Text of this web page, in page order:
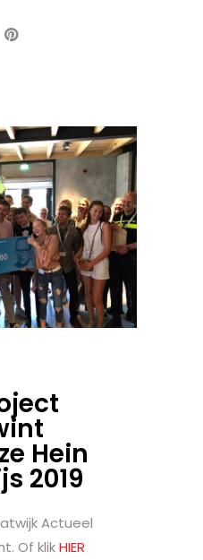
Hein
2019
Actueel
Of klikHIER